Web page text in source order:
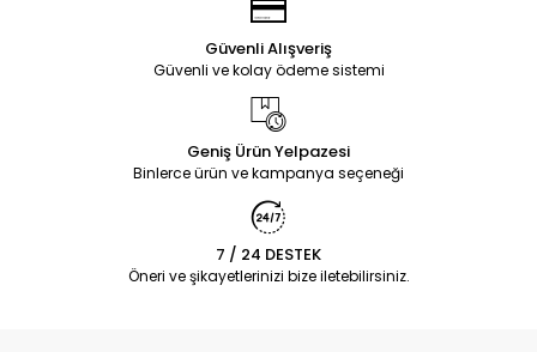
Güvenli Alışveriş
Güvenli ve kolay ödeme sistemi
Geniş Ürün Yelpazesi
Binlerce ürün ve kampanya seçeneği
7 / 24 DESTEK
Öneri ve şikayetlerinizi bize iletebilirsiniz.